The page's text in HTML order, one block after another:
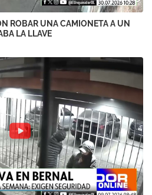
ROBAR UNA CAMIONETA A UN
LA LLAVE